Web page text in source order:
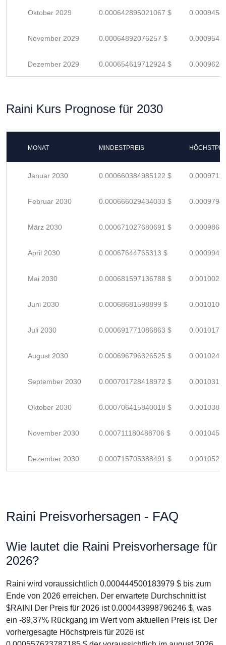
Oktober 2029 0.000642895021067 $
November 2029 0.00064892076257 $
Dezember 2029 0.000654619712924 $
Raini Kurs Prognose für 2030
MONAT MINDESTPREIS
Januar 2030 0.000660384985122 $
Februar 2030 0.000666029434033 $
März 2030 0.000671027680691 $
April 2030 0.00067644765313 $
Mai 2030 0.000681597136788 $
Juni 2030 0.00068681598899 $
Juli 2030 0.000691771086863 $
August 2030 0.000696796326525 $
September 2030 0.000701728418972 $
Oktober 2030 0.000706415840018 $
November 2030 0.000711180488706 $
Dezember 2030 0.000715705388491 $
Raini Preisvorhersagen - FAQ
Wie lautet die Raini Preisvorhersage für
2026?
Raini wird voraussichtlich 0.000444500183979 $ bis zum
Ende von 2026 erreichen. Der erwartete Durchschnitt ist
$RAINI Der Preis für 2026 ist 0.000443998796246 $, was
ein -89,37% Rückgang im Wert vom aktuellen Preis ist. Der
vorhergesagte Höchstpreis für 2026 ist